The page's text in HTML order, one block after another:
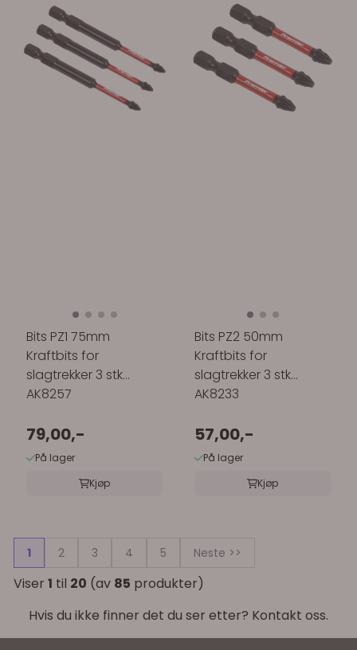
Bits PZ1 75mm
Kraftbits for
slagtrekker 3 stk
AK8257
79,00,-
På lager
Kjøp
Bits PZ2 50mm
Kraftbits for
slagtrekker 3 stk
AK8233
57,00,-
På lager
Kjøp
1 2 3 4 5 Neste >>
Viser 1 til 20 (av 85 produkter)
Hvis du ikke finner det du ser etter? Kontakt oss.